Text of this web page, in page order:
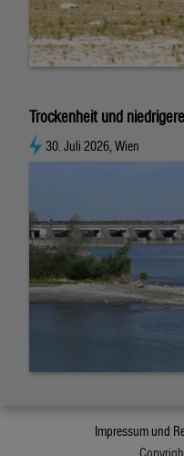
Trockenheit und
30. Juli 2026, Wien
Impressum und